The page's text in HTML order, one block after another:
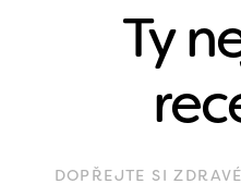
Ty
DOPŘEJTE SI